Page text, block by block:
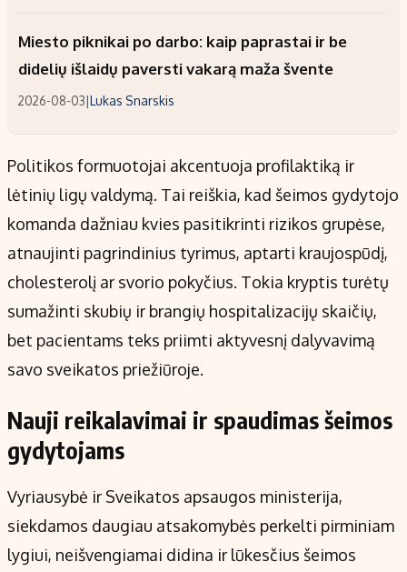
Miesto piknikai po darbo: kaip paprastai ir be
didelių išlaidų paversti vakarą maža švente
2026-08-03|Lukas Snarskis
Politikos formuotojai akcentuoja profilaktiką ir
lėtinių ligų valdymą. Tai reiškia, kad šeimos gydytojo
komanda dažniau kvies pasitikrinti rizikos grupėse,
atnaujinti pagrindinius tyrimus, aptarti kraujospūdį,
cholesterolį ar svorio pokyčius. Tokia kryptis turėtų
sumažinti skubių ir brangių hospitalizacijų skaičių,
bet pacientams teks priimti aktyvesnį dalyvavimą
savo sveikatos priežiūroje.
Nauji reikalavimai ir spaudimas šeimos
gydytojams
Vyriausybė ir Sveikatos apsaugos ministerija,
siekdamos daugiau atsakomybės perkelti pirminiam
lygiui, neišvengiamai didina ir lūkesčius šeimos